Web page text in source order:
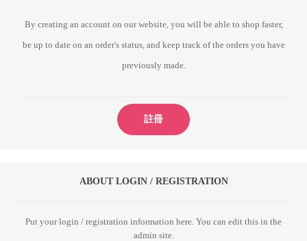
By creating an account on our website, you will be able to shop faster,
be up to date on an order's status, and keep track of the orders you have
previously made.
註冊
ABOUT LOGIN / REGISTRATION
Put your login / registration information here. You can edit this in the
admin site.